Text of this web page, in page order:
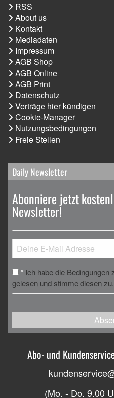
RSS
About us
Kontakt
Mediadaten
Impressum
AGB Shop
AGB Online
AGB Print
Datenschutz
Verträge hier kündigen
Cookie-Manager
Nutzungsbedingungen
Freie Stellen
Daily Newsletter
Abonniere jetzt
Newsletter!
* Ich habe die
gelesen und stimme diesen zu.
Abo- und
(Mo. - Do. 9.00